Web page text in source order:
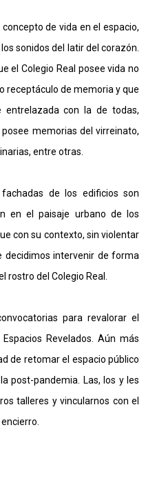
de vida en el espacio,
sonidos del latir del corazón.
el Colegio Real posee vida no
receptáculo de memoria y que
entrelazada con la de todas,
memorias del virreinato,
entre otras.
de los edificios son
en el paisaje urbano de los
con su contexto, sin violentar
decidimos intervenir de forma
rostro del Colegio Real.
para revalorar el
Revelados. Aún más
de retomar el espacio público
post-pandemia. Las, los y les
talleres y vincularnos con el